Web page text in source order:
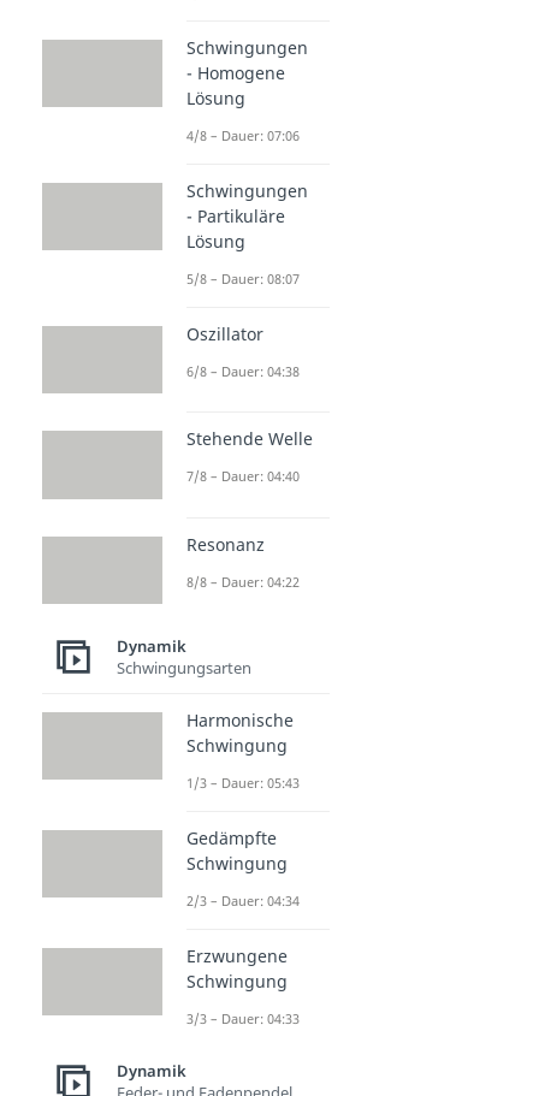
Schwingungen
- Homogene
Lösung
4/8 – Dauer: 07:06
Schwingungen
- Partikuläre
Lösung
5/8 – Dauer: 08:07
Oszillator
6/8 – Dauer: 04:38
Stehende Welle
7/8 – Dauer: 04:40
Resonanz
8/8 – Dauer: 04:22
Dynamik
Schwingungsarten
Harmonische
Schwingung
1/3 – Dauer: 05:43
Gedämpfte
Schwingung
2/3 – Dauer: 04:34
Erzwungene
Schwingung
3/3 – Dauer: 04:33
Dynamik